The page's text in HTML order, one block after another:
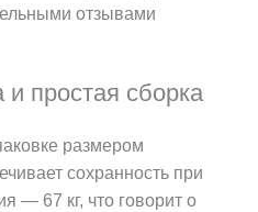
отзывами
и простая сборка
размером
сохранность при
— 67 кг, что говорит о